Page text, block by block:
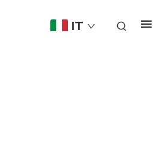
IT